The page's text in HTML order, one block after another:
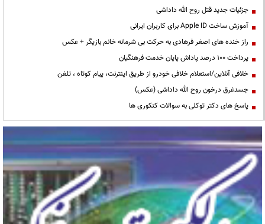
جزئیات جدید قتل روح الله داداشی
آموزش ساخت Apple ID برای کاربران ایرانی
راز خنده های اصغر فرهادی به حرکت بی شرمانه خانم بازیگر + عکس
پرداخت ۱۰۰ درصد پاداش پایان خدمت فرهنگیان
خلافی آنلاین/استعلام خلافی خودرو از طریق اینترنت، پیام کوتاه ، تلفن
جسدغرق درخون روح الله داداشی (عکس)
پاسخ های دکتر توکلی به سوالات کنکوری ها